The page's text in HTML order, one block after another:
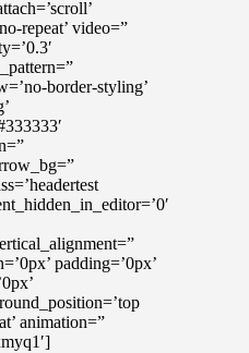
repeat’ video=”
border-styling’
padding=’0px’
animation=”